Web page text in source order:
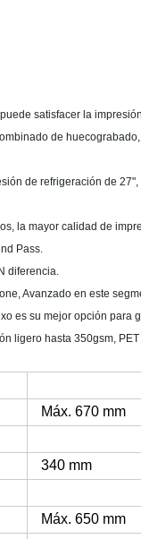
satisfacer la
de
de refrigeración de
la mayor calidad de
Pass.
diferencia.
Avanzado en este
es su mejor opción para
ligero hasta 350gsm,
Máx. 670 mm
340 mm
Máx. 650 mm